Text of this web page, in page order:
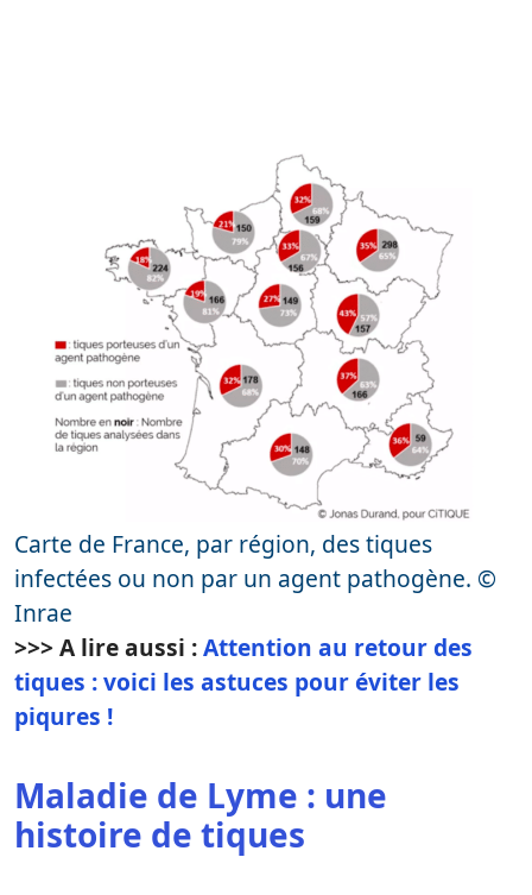
Carte de France, par région, des tiques
infectées ou non par un agent pathogène. ©
Inrae
>>> A lire aussi :Attention au retour des
tiques : voici les astuces pour éviter les
piqures !
Maladie de Lyme : une
histoire de tiques